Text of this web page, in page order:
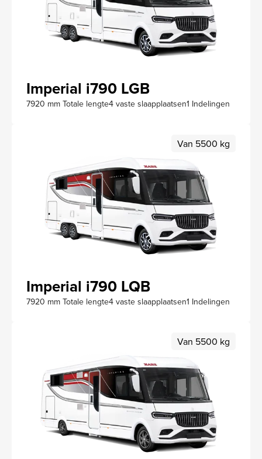
Imperial i790 LGB
7920 mm Totale lengte4 vaste slaapplaatsen1 Indelingen
Van 5500 kg
Imperial i790 LQB
7920 mm Totale lengte4 vaste slaapplaatsen1 Indelingen
Van 5500 kg